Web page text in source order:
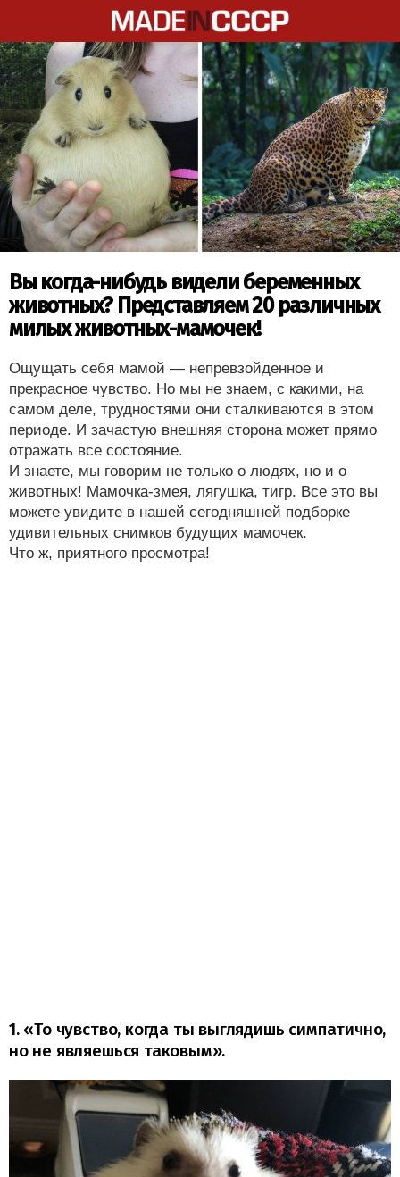
Вы когда-нибудь видели беременных
животных? Представляем 20 различных
милых животных-мамочек!
Ощущать себя мамой — непревзойденное и
прекрасное чувство. Но мы не знаем, с какими, на
самом деле, трудностями они сталкиваются в этом
периоде. И зачастую внешняя сторона может прямо
отражать все состояние.
И знаете, мы говорим не только о людях, но и о
животных! Мамочка-змея, лягушка, тигр. Все это вы
можете увидите в нашей сегодняшней подборке
удивительных снимков будущих мамочек.
Что ж, приятного просмотра!
1. «То чувство, когда ты выглядишь симпатично,
но не являешься таковым».